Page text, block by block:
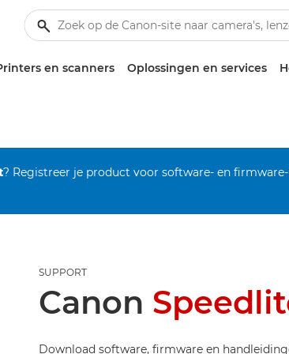
en scanners Oplossingen en services
? Registreer je product voor software- en
SUPPORT
Canon
Download software, firmware en